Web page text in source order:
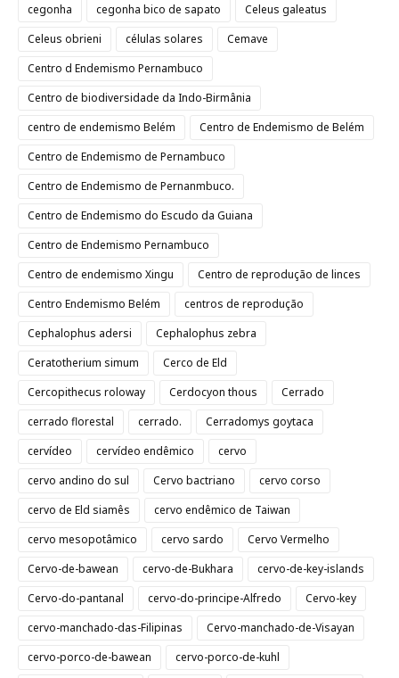
cegonha cegonha bico de sapato
Celeus galeatus
Celeus obrieni
células solares
Cemave
Centro d Endemismo Pernambuco
Centro de biodiversidade da Indo-Birmânia
centro de endemismo Belém
Centro de Endemismo de Belém
Centro de Endemismo de Pernambuco
Centro de Endemismo de Pernanmbuco.
Centro de Endemismo do Escudo da Guiana
Centro de Endemismo Pernambuco
Centro de endemismo Xingu
Centro de reprodução de linces
Centro Endemismo Belém
centros de reprodução
Cephalophus adersi
Cephalophus zebra
Ceratotherium simum
Cerco de Eld
Cercopithecus roloway
Cerdocyon thous
Cerrado
cerrado florestal
cerrado.
Cerradomys goytaca
cervídeo
cervídeo endêmico
cervo
cervo andino do sul
Cervo bactriano
cervo corso
cervo de Eld siamês
cervo endêmico de Taiwan
cervo mesopotâmico
cervo sardo
Cervo Vermelho
Cervo-de-bawean
cervo-de-Bukhara
cervo-de-key-islands
Cervo-do-pantanal
cervo-do-principe-Alfredo
Cervo-key
cervo-manchado-das-Filipinas
Cervo-manchado-de-Visayan
cervo-porco-de-bawean
cervo-porco-de-kuhl